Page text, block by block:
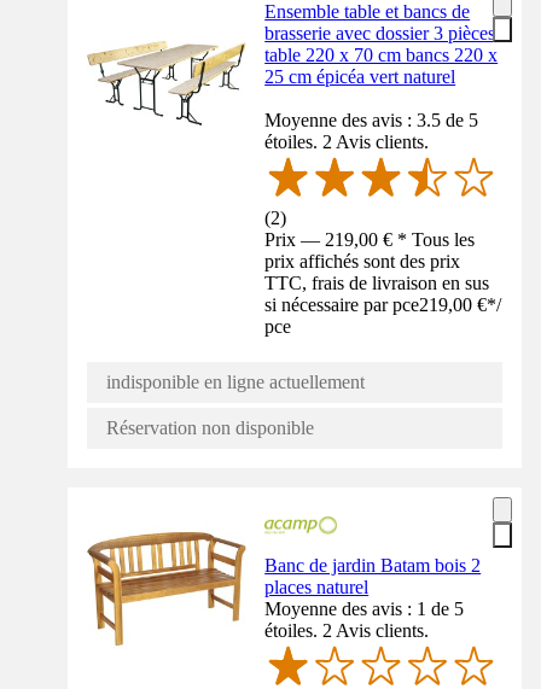
Ensemble table et bancs de
brasserie avec dossier 3 pièces
table 220 x 70 cm bancs 220 x
25 cm épicéa vert naturel
Moyenne des avis : 3.5 de 5
étoiles. 2 Avis clients.
(2)
Prix — 219,00 € * Tous les
prix affichés sont des prix
TTC, frais de livraison en sus
si nécessaire par pce219,00 €*/
pce
indisponible en ligne actuellement
Réservation non disponible
Banc de jardin Batam bois 2
places naturel
Moyenne des avis : 1 de 5
étoiles. 2 Avis clients.